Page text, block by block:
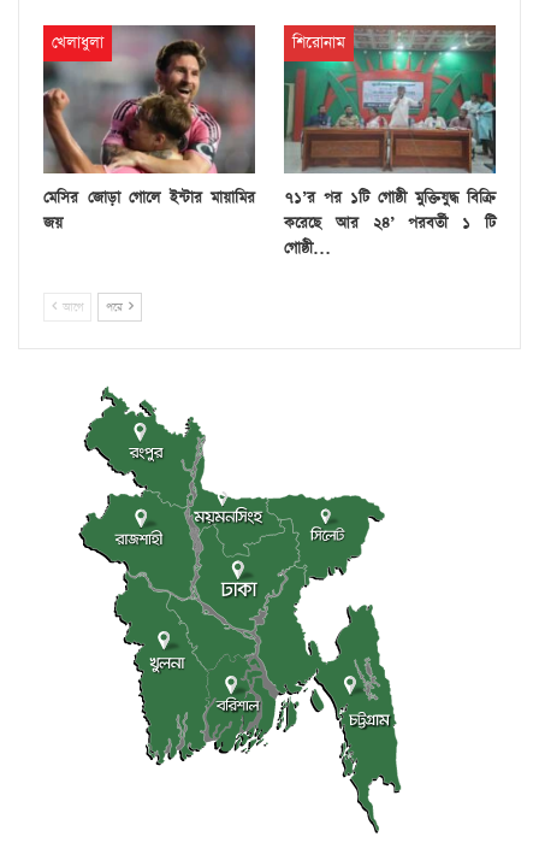
খেলাধুলা
মেসির জোড়া গোলে ইন্টার মায়ামির
জয়
শিরোনাম
৭১’র পর ১টি গোষ্ঠী মুক্তিযুদ্ধ বিক্রি
করেছে আর ২৪’ পরবর্তী ১ টি
গোষ্ঠী…
আগে পরে